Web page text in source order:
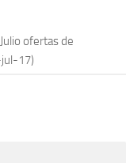
ofertas de
17)